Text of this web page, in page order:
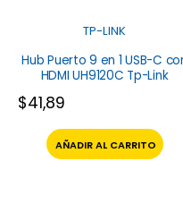
TP-LINK
Hub Puerto 9 en 1 USB-C
HDMI UH9120C Tp-Link
$41,89
AÑADIR AL CARRITO